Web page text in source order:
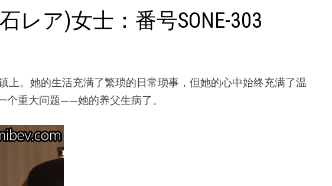
レア)女士：番号SONE-303
上。她的生活充满了繁琐的日常琐事，但她的心中始终充满了温
个重大问题——她的养父生病了。